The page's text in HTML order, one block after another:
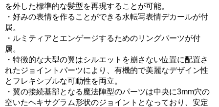
を外した標準的な髪型を再現することが可能。
・好みの表情を作ることができる水転写表情デカールが付
属。
・ルミティアとエンゲージするためのリングパーツが付
属。
・特徴的な大型の翼はシルエットを崩さない位置に配置さ
れたジョイントパーツにより、有機的で美麗なデザイン性
とフレキシブルな可動性を両立。
・翼の接続基部となる魔法陣型のパーツは中央に3mm穴の
空いたヘキサグラム形状のジョイントとなっており、安定